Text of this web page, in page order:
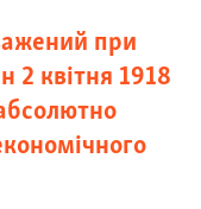
при
квітня 1918